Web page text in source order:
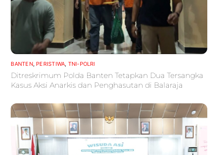
BANTEN, PERISTIWA TNI-POLRI
Ditreskrimum Polda Banten Tetapkan Dua Tersangka
Kasus Aksi Anarkis dan Penghasutan di Balaraja